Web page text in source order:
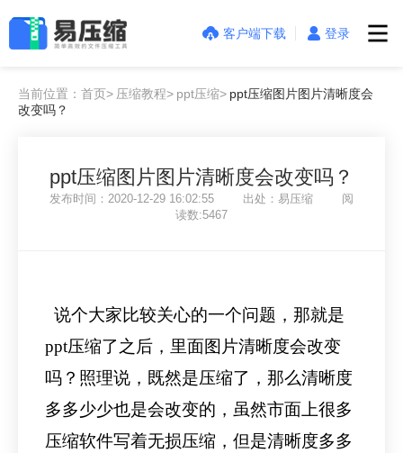
客户端下载 登录
当前位置：首页> 压缩教程> ppt压缩> ppt压缩图片图片清晰度会
改变吗？
ppt压缩图片图片清晰度会改变吗？
发布时间：2020-12-29 16:02:55 出处：易压缩 阅
读数:5467
说个大家比较关心的一个问题，那就是
ppt压缩了之后，里面图片清晰度会改变
吗？照理说，既然是压缩了，那么清晰度
多多少少也是会改变的，虽然市面上很多
压缩软件写着无损压缩，但是清晰度多多